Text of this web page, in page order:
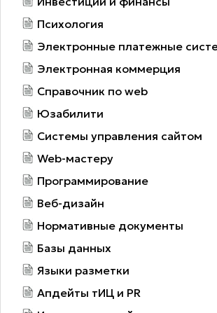
Психология
Электронные платежные
Электронная коммерция
Справочник по web
Юзабилити
Системы управления сайтом
Web-мастеру
Программирование
Веб-дизайн
Нормативные документы
Базы данных
Языки разметки
Апдейты тИЦ и PR